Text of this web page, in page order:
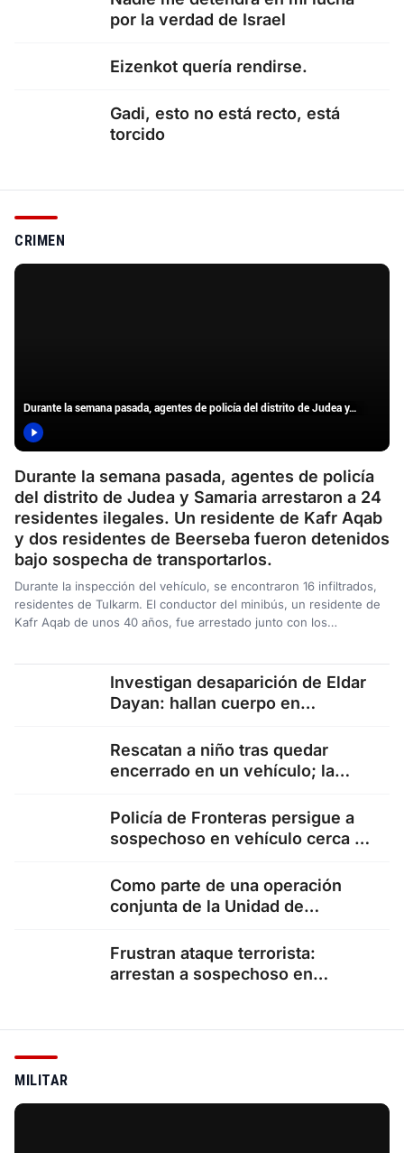
por la verdad de Israel
Eizenkot quería rendirse.
Gadi, esto no está recto, está
torcido
CRIMEN
Durante la semana pasada, agentes de policía del distrito de Judea y…
Durante la semana pasada, agentes de policía
del distrito de Judea y Samaria arrestaron a 24
residentes ilegales. Un residente de Kafr Aqab
y dos residentes de Beerseba fueron detenidos
bajo sospecha de transportarlos.
Durante la inspección del vehículo, se encontraron 16 infiltrados,
residentes de Tulkarm. El conductor del minibús, un residente de
Kafr Aqab de unos 40 años, fue arrestado junto con los…
Investigan desaparición de Eldar
Dayan: hallan cuerpo en
descomposición En el…
Rescatan a niño tras quedar
encerrado en un vehículo; la
Policía de Fronteras persigue a
sospechoso en vehículo cerca de
Como parte de una operación
conjunta de la Unidad de
Frustran ataque terrorista:
arrestan a sospechoso en
MILITAR